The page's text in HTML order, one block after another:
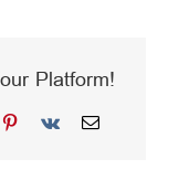
Platform!
Pinterest
Vk Email